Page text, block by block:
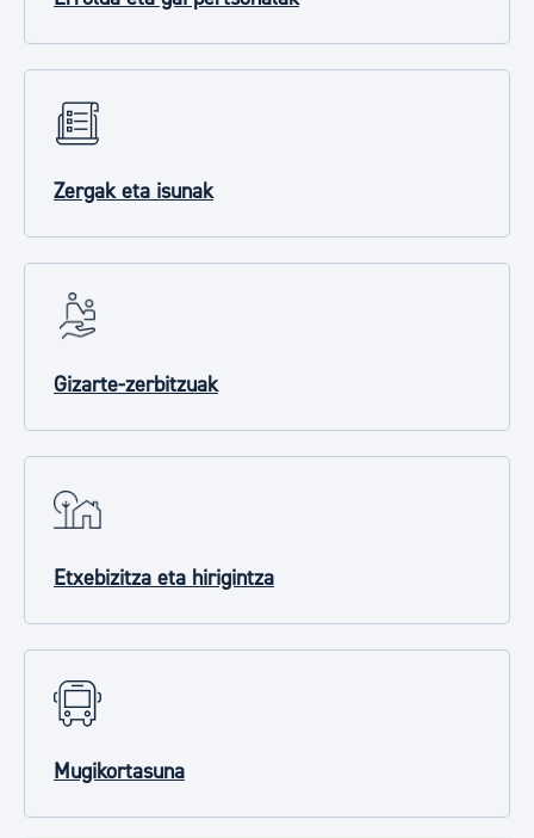
Zergak eta isunak
Gizarte-zerbitzuak
Etxebizitza eta hirigintza
Mugikortasuna